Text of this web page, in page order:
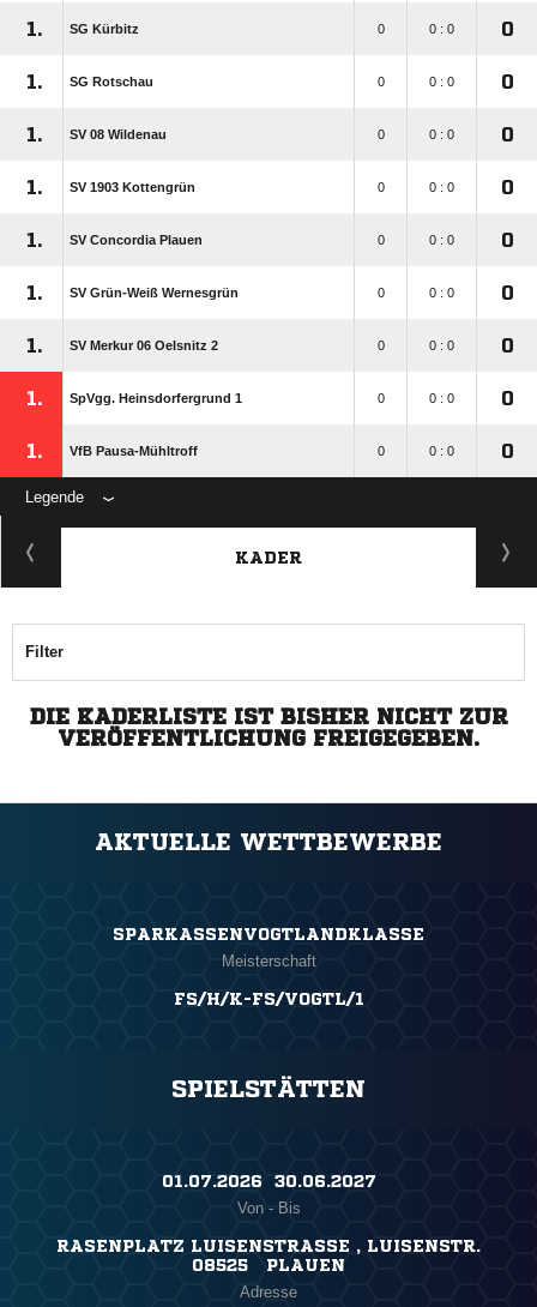
1. SG Kürbitz 0 0 : 0 0
1. SG Rotschau 0 0 : 0 0
1. SV 08 Wildenau 0 0 : 0 0
1. SV 1903 Kottengrün 0 0 : 0 0
1. SV Concordia Plauen 0 0 : 0 0
1. SV Grün-Weiß Wernesgrün 0 0 : 0 0
1. SV Merkur 06 Oelsnitz 2 0 0 : 0 0
1. SpVgg. Heinsdorfergrund 1 0 0 : 0 0
1. VfB Pausa-Mühltroff 0 0 : 0 0
Legende
KADER
Filter
DIE KADERLISTE IST BISHER NICHT ZUR
VERÖFFENTLICHUNG FREIGEGEBEN.
AKTUELLE WETTBEWERBE
SPARKASSENVOGTLANDKLASSE
Meisterschaft
FS/H/K-FS/VOGTL/1
SPIELSTÄTTEN
01.07.2026 ​ 30.06.2027
Von - Bis
RASENPLATZ LUISENSTRASSE , LUISENSTR.
08525 PLAUEN
Adresse